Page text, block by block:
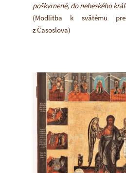
poškvrnené, do nebeského
(Modlitba k svätému
z Časoslova)